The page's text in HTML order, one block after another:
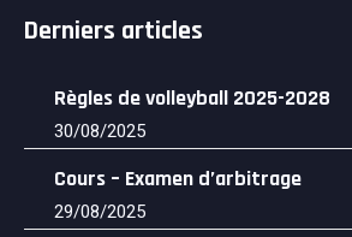
Derniers articles
Règles de volleyball 2025-2028
30/08/2025
Cours – Examen d’arbitrage
29/08/2025